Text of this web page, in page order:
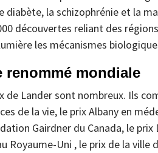
diabète, la schizophrénie et la
découvertes reliant des
les mécanismes
renommé mondiale
de Lander sont nombreux. Ils
de la vie, le prix Albany en
Gairdner du Canada, le prix
Royaume-Uni , le prix de la ville